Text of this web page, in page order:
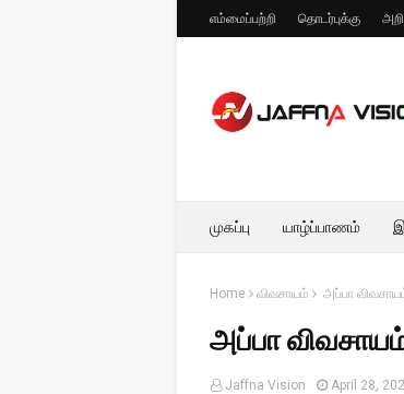
எம்மைப்பற்றி தொடர்புக்கு
முகப்பு யாழ்ப்பாணம்
Home விவசாயம் அப்பா
அப்பா
Jaffna Vision April 28,